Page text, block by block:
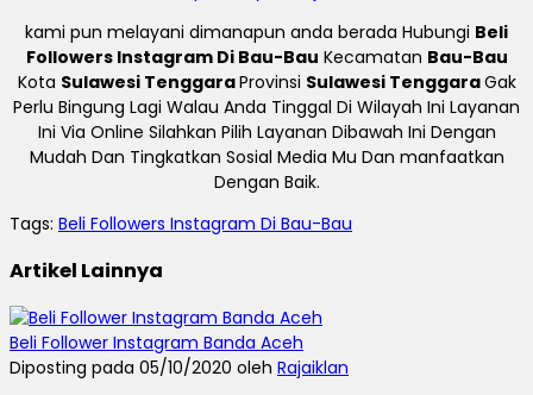
kami pun melayani dimanapun anda berada Hubungi Beli
Followers Instagram Di Bau-Bau Kecamatan Bau-Bau
Kota Sulawesi TenggaraProvinsi Sulawesi TenggaraGak
Perlu Bingung Lagi Walau Anda Tinggal Di Wilayah Ini Layanan
Ini Via Online Silahkan Pilih Layanan Dibawah Ini Dengan
Mudah Dan Tingkatkan Sosial Media Mu Dan manfaatkan
Dengan Baik.
Tags: Beli Followers Instagram Di Bau-Bau
Artikel Lainnya
Beli Follower Instagram Banda Aceh
Diposting pada 05/10/2020 oleh Rajaiklan